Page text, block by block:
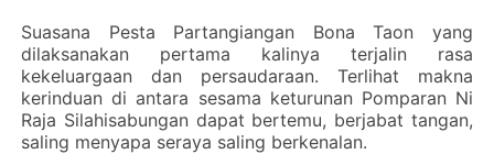
Suasana Pesta Partangiangan Bona Taon yang
dilaksanakan pertama kalinya terjalin rasa
kekeluargaan dan persaudaraan. Terlihat makna
kerinduan di antara sesama keturunan Pomparan Ni
Raja Silahisabungan dapat bertemu, berjabat tangan,
saling menyapa seraya saling berkenalan.